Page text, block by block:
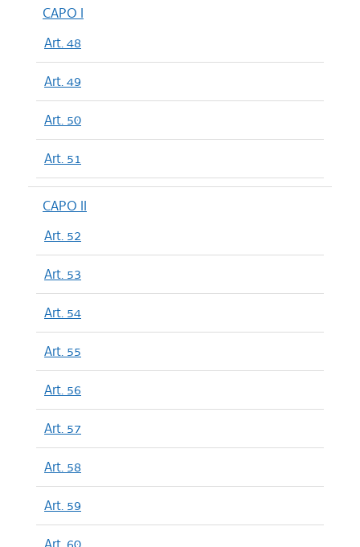
CAPO I
Art. 48
Art. 49
Art. 50
Art. 51
CAPO II
Art. 52
Art. 53
Art. 54
Art. 55
Art. 56
Art. 57
Art. 58
Art. 59